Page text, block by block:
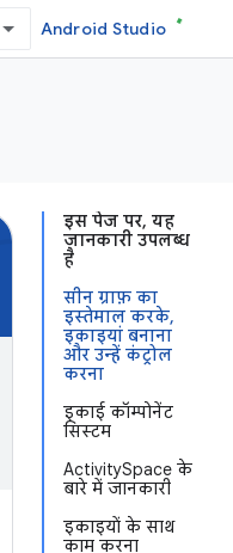
Android Studio
इस पेज पर, यह
जानकारी उपलब्ध
है
सीन ग्राफ़ का
इस्तेमाल करके,
इकाइयां बनाना
और उन्हें कंट्रोल
करना
इकाई कॉम्पोनेंट
सिस्टम
ActivitySpace के
बारे में जानकारी
इकाइयों के साथ
काम करना